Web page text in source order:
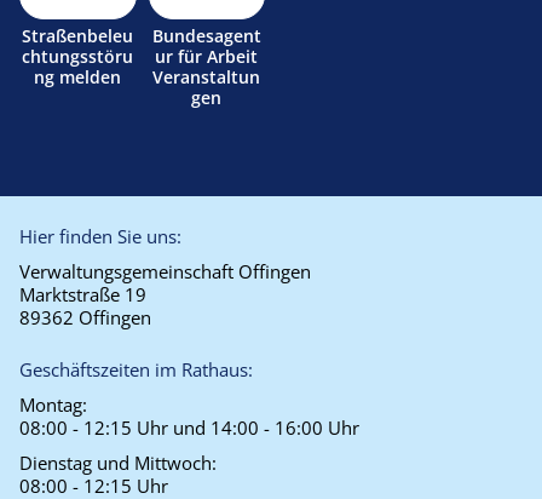
Straßenbeleu
chtungsstöru
ng melden
Bundesagent
ur für Arbeit
Veranstaltun
gen
Hier finden Sie uns:
Verwaltungsgemeinschaft Offingen
Marktstraße 19
89362 Offingen
Geschäftszeiten im Rathaus:
Montag:
08:00 - 12:15 Uhr und 14:00 - 16:00 Uhr
Dienstag und Mittwoch:
08:00 - 12:15 Uhr